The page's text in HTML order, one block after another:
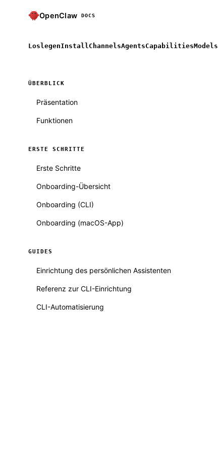
OpenClaw DOCS
LoslegenInstall ChannelsAgentsCapabilitiesModels
ÜBERBLICK
Präsentation
Funktionen
ERSTE SCHRITTE
Erste Schritte
Onboarding-Übersicht
Onboarding (CLI)
Onboarding (macOS-App)
GUIDES
Einrichtung des persönlichen Assistenten
Referenz zur CLI-Einrichtung
CLI-Automatisierung